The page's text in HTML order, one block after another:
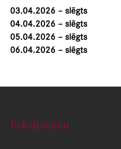
03.04.2026 – slēgts
04.04.2026 – slēgts
05.04.2026 – slēgts
06.04.2026 – slēgts
Pakalpojumi